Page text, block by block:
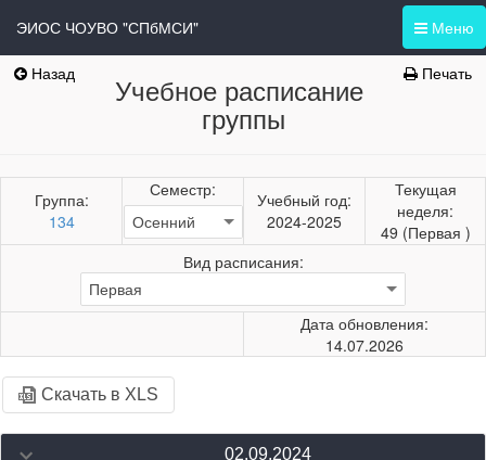
Меню
ЭИОС ЧОУВО "СПбМСИ"
Назад Печать
Учебное расписание
группы
Группа:
134
Семестр:
Учебный год:
2024-2025
Текущая
неделя:
49 (Первая )
Вид расписания:
Дата обновления:
14.07.2026
Скачать в XLS
02.09.2024